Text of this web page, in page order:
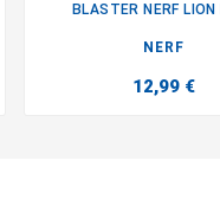
BLASTER NERF LION
NERF
12,99 €